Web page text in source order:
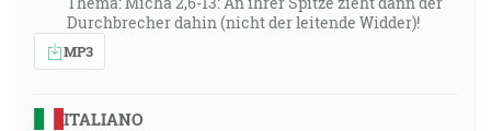
Durchbrecher dahin (nicht der leitende Widder)!
MP3
ITALIANO